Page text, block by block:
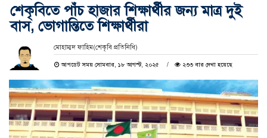
শেকৃবিতে পাঁচ হাজার শিক্ষার্থীর জন্য মাত্র দুই
বাস, ভোগান্তিতে শিক্ষার্থীরা
মোহাম্মদ ফাহিম(শেকৃবি প্রতিনিধি)
আপডেট সময় সোমবার, ১৮ আগস্ট, ২০২৫ ২৩৩ বার দেখা হয়েছে